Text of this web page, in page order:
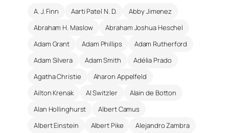
A. J. Finn Aarti Patel N. D.
Abby Jimenez
Abraham H. Maslow
Abraham Joshua Heschel
Adam Grant
Adam Phillips
Adam Rutherford
Adam Silvera
Adam Smith
Adélia Prado
Agatha Christie
Aharon Appelfeld
Ailton Krenak
Al Switzler
Alain de Botton
Alan Hollinghurst
Albert Camus
Albert Einstein
Albert Pike Alejandro Zambra